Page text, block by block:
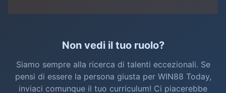
Non vedi il tuo ruolo?
Siamo sempre alla ricerca di talenti eccezionali. Se
pensi di essere la persona giusta per WIN88 Today,
inviaci comunque il tuo curriculum! Ci piacerebbe